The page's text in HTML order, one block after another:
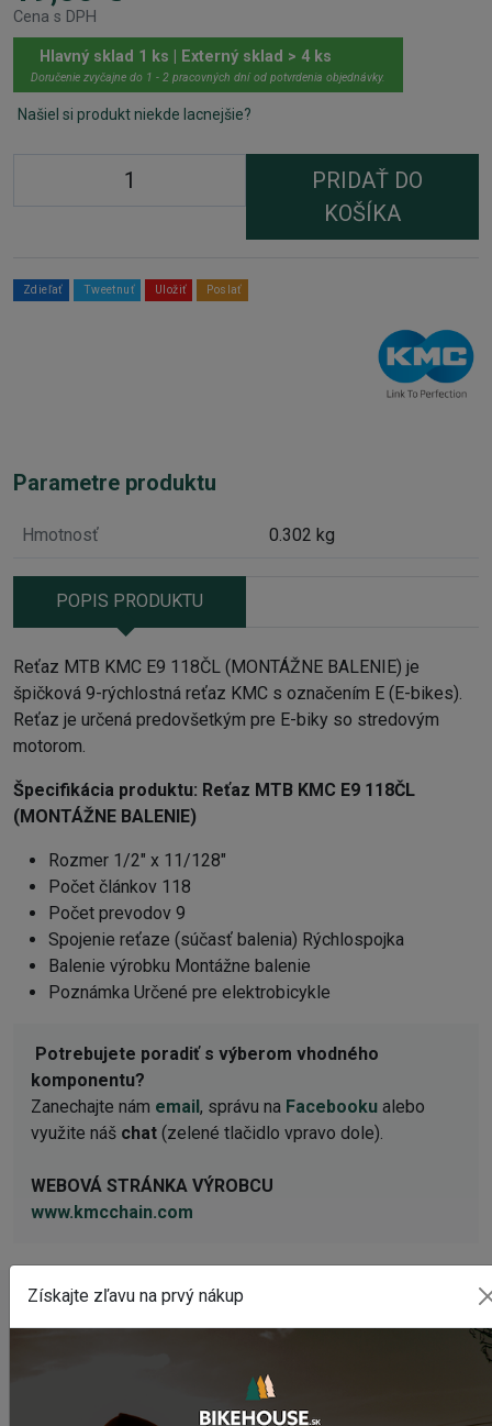
Cena s DPH
Hlavný sklad 1 ks | Externý sklad > 4 ks
Doručenie zvyčajne do 1 - 2 pracovných dní od potvrdenia objednávky.
Našiel si produkt niekde lacnejšie?
PRIDAŤ DO
KOŠÍKA
Zdieľať Tweetnuť Uložiť Poslať
Parametre produktu
Hmotnosť 0.302 kg
POPIS PRODUKTU
Reťaz MTB KMC E9 118ČL (MONTÁŽNE BALENIE) je
špičková 9-rýchlostná reťaz KMC s označením E (E-bikes).
Reťaz je určená predovšetkým pre E-biky so stredovým
motorom.
Špecifikácia produktu: Reťaz MTB KMC E9 118ČL
(MONTÁŽNE BALENIE)
Rozmer 1/2" x 11/128"
Počet článkov 118
Počet prevodov 9
Spojenie reťaze (súčasť balenia) Rýchlospojka
Balenie výrobku Montážne balenie
Poznámka Určené pre elektrobicykle
Potrebujete poradiť s výberom vhodného
komponentu?
Zanechajte nám email, správu na Facebooku alebo
využite náš chat (zelené tlačidlo vpravo dole).
WEBOVÁ STRÁNKA VÝROBCU
www.kmcchain.com
POSLEDNÉ PRIDANÉ PRODUKTY
Sedlo CHROMAG LIMBER
Získajte zľavu na prvý nákup